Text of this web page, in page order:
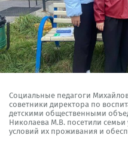
Социальные педагоги
советники директора по
детскими общественными
Николаева М.В. посетили семьи
условий их проживания и